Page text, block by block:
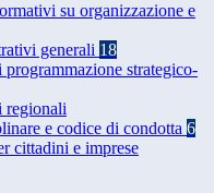
su organizzazione e
generali 18
strategico-
regionali
e codice di condotta 6
cittadini e imprese